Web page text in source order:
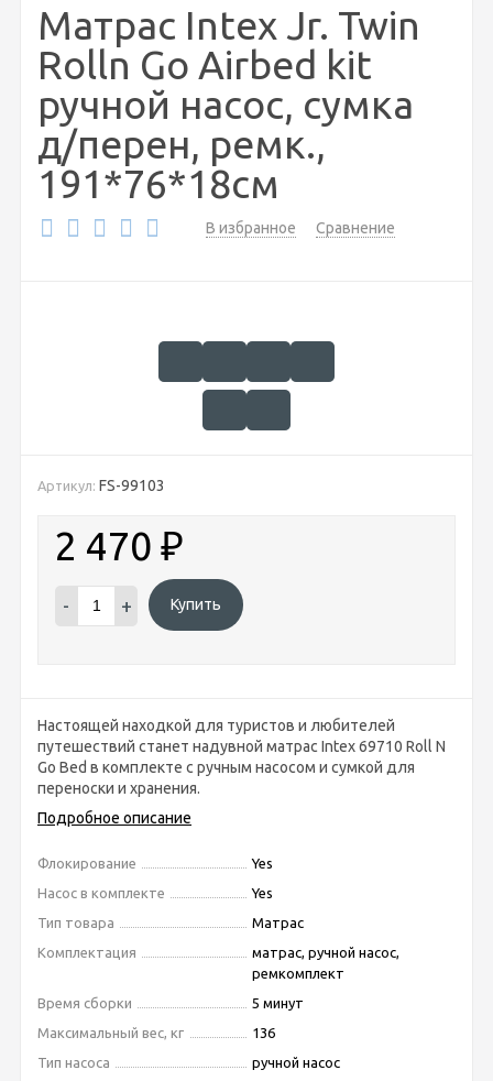
Матрас Intex Jr. Twin
Rolln Go Airbed kit
ручной насос, сумка
д/перен, ремк.,
191*76*18см
В избранное Сравнение
Артикул: FS-99103
2 470 ₽
- + Купить
Настоящей находкой для туристов и любителей
путешествий станет надувной матрас Intex 69710 Roll N
Go Bed в комплекте с ручным насосом и сумкой для
переноски и хранения.
Подробное описание
Флокирование
Yes
Насос в комплекте
Yes
Тип товара
Матрас
Комплектация
матрас, ручной насос,
ремкомплект
Время сборки
5 минут
Максимальный вес, кг
136
Тип насоса
ручной насос